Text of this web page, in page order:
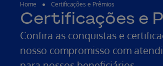
Home Certificações e Prêmios
Certificações e
Confira as conquistas e
nosso compromisso com